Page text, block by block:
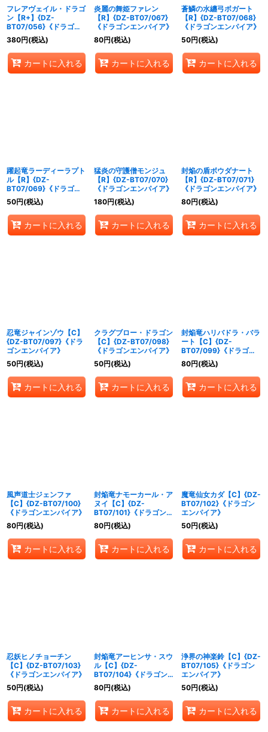
フレアヴェイル・ドラゴ
ン【R+】{DZ-
BT07/056}《ドラゴン
エンパイア》
380円(税込)
カートに入れる
炎麗の舞姫ファレン
【R】{DZ-BT07/067}
《ドラゴンエンパイア》
80円(税込)
カートに入れる
蒼鱗の水纏弓ボガート
【R】{DZ-BT07/068}
《ドラゴンエンパイア》
50円(税込)
カートに入れる
躍起竜ラーディーラプト
ル【R】{DZ-
BT07/069}《ドラゴン
エンパイア》
50円(税込)
カートに入れる
猛炎の守護僧モンジュ
【R】{DZ-BT07/070}
《ドラゴンエンパイア》
180円(税込)
カートに入れる
封焔の盾ボウダナート
【R】{DZ-BT07/071}
《ドラゴンエンパイア》
80円(税込)
カートに入れる
忍竜ジャインゾウ【C】
{DZ-BT07/097}《ドラ
ゴンエンパイア》
50円(税込)
カートに入れる
クラグブロー・ドラゴン
【C】{DZ-BT07/098}
《ドラゴンエンパイア》
50円(税込)
カートに入れる
封焔竜ハリバドラ・バラ
ート【C】{DZ-
BT07/099}《ドラゴン
エンパイア》
80円(税込)
カートに入れる
風声道士ジェンファ
【C】{DZ-BT07/100}
《ドラゴンエンパイア》
80円(税込)
カートに入れる
封焔竜ナモーカール・ア
ヌイ【C】{DZ-
BT07/101}《ドラゴンエ
ンパイア》
80円(税込)
カートに入れる
魔竜仙女カダ【C】{DZ-
BT07/102}《ドラゴン
エンパイア》
50円(税込)
カートに入れる
忍妖ヒノチョーチン
【C】{DZ-BT07/103}
《ドラゴンエンパイア》
50円(税込)
カートに入れる
封焔竜アーヒンサ・スウ
ル【C】{DZ-
BT07/104}《ドラゴン
エンパイア》
80円(税込)
カートに入れる
浄界の神楽鈴【C】{DZ-
BT07/105}《ドラゴン
エンパイア》
50円(税込)
カートに入れる